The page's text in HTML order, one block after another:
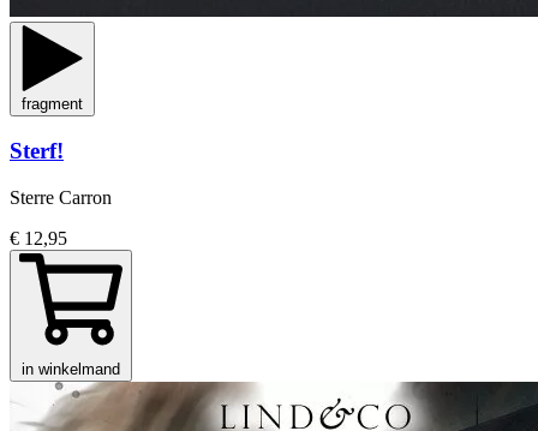
fragment
Sterf!
Sterre Carron
€ 12,95
in winkelmand